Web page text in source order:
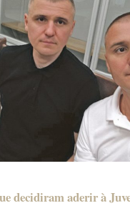
decidiram aderir à